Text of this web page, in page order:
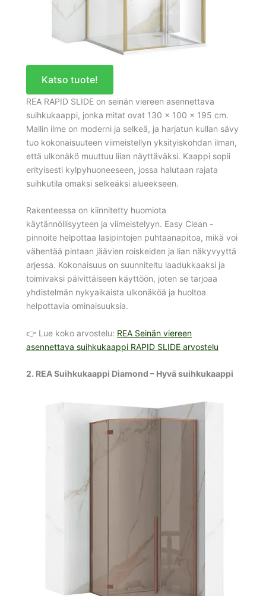
Katso tuote!
REA RAPID SLIDE on seinän viereen asennettava
suihkukaappi, jonka mitat ovat 130 x 100 x 195 cm.
Mallin ilme on moderni ja selkeä, ja harjatun kullan sävy
tuo kokonaisuuteen viimeistellyn yksityiskohdan ilman,
että ulkonäkö muuttuu liian näyttäväksi. Kaappi sopii
erityisesti kylpyhuoneeseen, jossa halutaan rajata
suihkutila omaksi selkeäksi alueekseen.
Rakenteessa on kiinnitetty huomiota
käytännöllisyyteen ja viimeistelyyn. Easy Clean -
pinnoite helpottaa lasipintojen puhtaanapitoa, mikä voi
vähentää pintaan jäävien roiskeiden ja lian näkyvyyttä
arjessa. Kokonaisuus on suunniteltu laadukkaaksi ja
toimivaksi päivittäiseen käyttöön, joten se tarjoaa
yhdistelmän nykyaikaista ulkonäköä ja huoltoa
helpottavia ominaisuuksia.
👉 Lue koko arvostelu: REA Seinän viereen
asennettava suihkukaappi RAPID SLIDE arvostelu
2. REA Suihkukaappi Diamond – Hyvä suihkukaappi